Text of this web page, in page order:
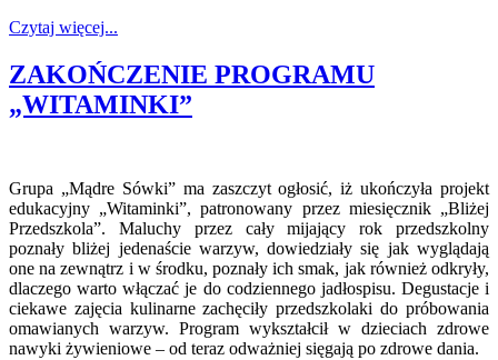
Czytaj więcej...
ZAKOŃCZENIE PROGRAMU
„WITAMINKI”
Grupa „Mądre Sówki” ma zaszczyt ogłosić, iż ukończyła projekt
edukacyjny „Witaminki”, patronowany przez miesięcznik „Bliżej
Przedszkola”. Maluchy przez cały mijający rok przedszkolny
poznały bliżej jedenaście warzyw, dowiedziały się jak wyglądają
one na zewnątrz i w środku, poznały ich smak, jak również odkryły,
dlaczego warto włączać je do codziennego jadłospisu. Degustacje i
ciekawe zajęcia kulinarne zachęciły przedszkolaki do próbowania
omawianych warzyw. Program wykształcił w dzieciach zdrowe
nawyki żywieniowe – od teraz odważniej sięgają po zdrowe dania.